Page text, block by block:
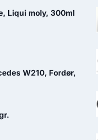
Liqui moly, 300ml
W210, Fordør,